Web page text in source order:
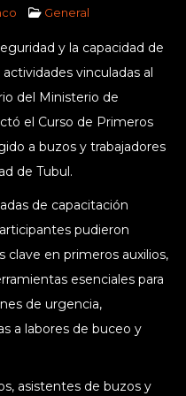
General
y la capacidad de
vinculadas al
del Ministerio de
el Curso de Primeros
a buzos y trabajadores
de Tubul.
de capacitación
pudieron
clave en primeros auxilios,
esenciales para
de urgencia,
a labores de buceo y
asistentes de buzos y